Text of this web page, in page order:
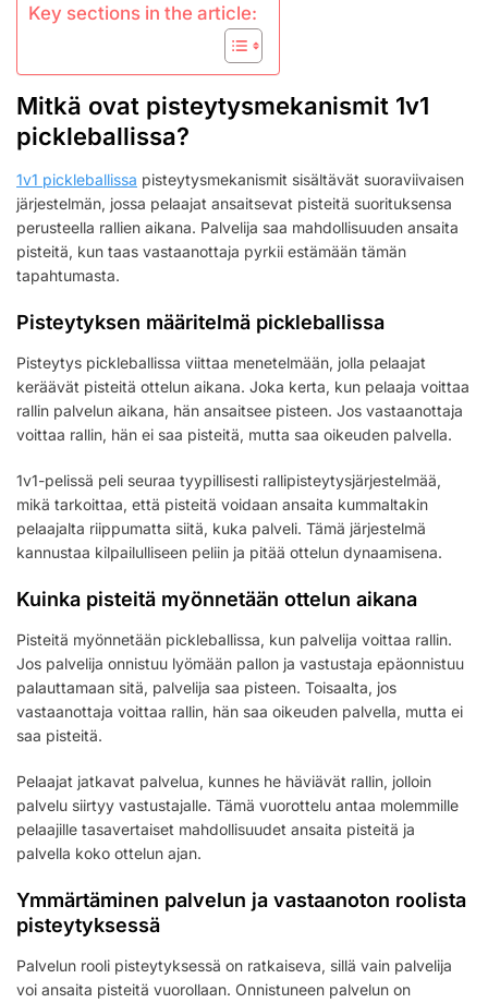
Key sections in the article:
Mitkä ovat pisteytysmekanismit 1v1
pickleballissa?
1v1 pickleballissa pisteytysmekanismit sisältävät suoraviivaisen
järjestelmän, jossa pelaajat ansaitsevat pisteitä suorituksensa
perusteella rallien aikana. Palvelija saa mahdollisuuden ansaita
pisteitä, kun taas vastaanottaja pyrkii estämään tämän
tapahtumasta.
Pisteytyksen määritelmä pickleballissa
Pisteytys pickleballissa viittaa menetelmään, jolla pelaajat
keräävät pisteitä ottelun aikana. Joka kerta, kun pelaaja voittaa
rallin palvelun aikana, hän ansaitsee pisteen. Jos vastaanottaja
voittaa rallin, hän ei saa pisteitä, mutta saa oikeuden palvella.
1v1-pelissä peli seuraa tyypillisesti rallipisteytysjärjestelmää,
mikä tarkoittaa, että pisteitä voidaan ansaita kummaltakin
pelaajalta riippumatta siitä, kuka palveli. Tämä järjestelmä
kannustaa kilpailulliseen peliin ja pitää ottelun dynaamisena.
Kuinka pisteitä myönnetään ottelun aikana
Pisteitä myönnetään pickleballissa, kun palvelija voittaa rallin.
Jos palvelija onnistuu lyömään pallon ja vastustaja epäonnistuu
palauttamaan sitä, palvelija saa pisteen. Toisaalta, jos
vastaanottaja voittaa rallin, hän saa oikeuden palvella, mutta ei
saa pisteitä.
Pelaajat jatkavat palvelua, kunnes he häviävät rallin, jolloin
palvelu siirtyy vastustajalle. Tämä vuorottelu antaa molemmille
pelaajille tasavertaiset mahdollisuudet ansaita pisteitä ja
palvella koko ottelun ajan.
Ymmärtäminen palvelun ja vastaanoton roolista
pisteytyksessä
Palvelun rooli pisteytyksessä on ratkaiseva, sillä vain palvelija
voi ansaita pisteitä vuorollaan. Onnistuneen palvelun on